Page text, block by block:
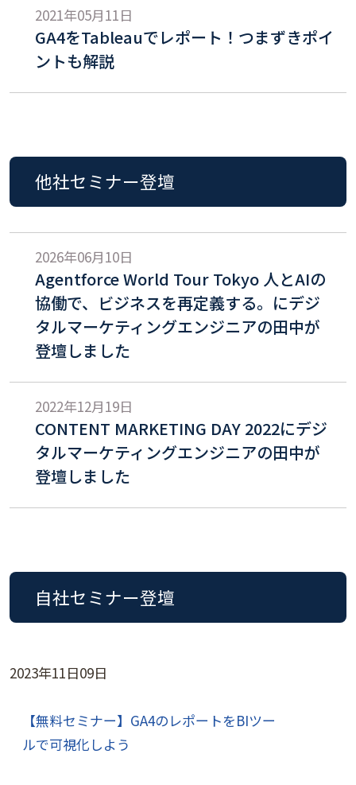
2021年05月11日
GA4をTableauでレポート！つまずきポイ
ントも解説
他社セミナー登壇
2026年06月10日
Agentforce World Tour Tokyo 人とAIの
協働で、ビジネスを再定義する。にデジ
タルマーケティングエンジニアの田中が
登壇しました
2022年12月19日
CONTENT MARKETING DAY 2022にデジ
タルマーケティングエンジニアの田中が
登壇しました
自社セミナー登壇
2023年11日09日
【無料セミナー】GA4のレポートをBIツー
ルで可視化しよう